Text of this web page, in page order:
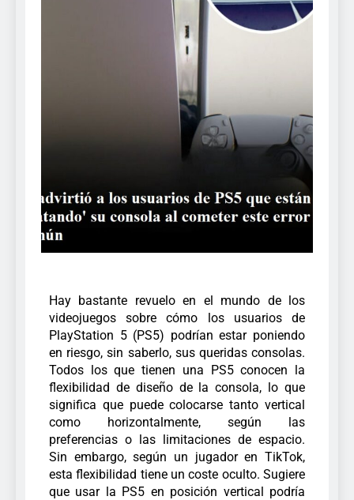
Hay bastante revuelo en el mundo de los
videojuegos sobre cómo los usuarios de
PlayStation 5 (PS5) podrían estar poniendo
en riesgo, sin saberlo, sus queridas consolas.
Todos los que tienen una PS5 conocen la
flexibilidad de diseño de la consola, lo que
significa que puede colocarse tanto vertical
como horizontalmente, según las
preferencias o las limitaciones de espacio.
Sin embargo, según un jugador en TikTok,
esta flexibilidad tiene un coste oculto. Sugiere
que usar la PS5 en posición vertical podría